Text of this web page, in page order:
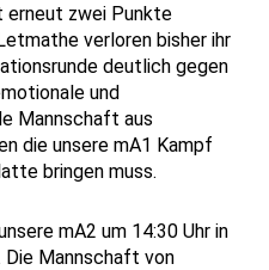
erneut zwei Punkte
verloren bisher ihr
deutlich gegen
und
Mannschaft aus
die unsere mA1 Kampf
bringen muss.
mA2 um 14:30 Uhr in
Mannschaft von